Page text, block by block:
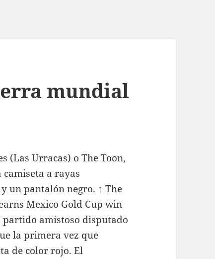
mundial
(Las Urracas) o The Toon,
a rayas
un pantalón negro. ↑ The
Mexico Gold Cup win
partido amistoso disputado
la primera vez que
de color rojo. El